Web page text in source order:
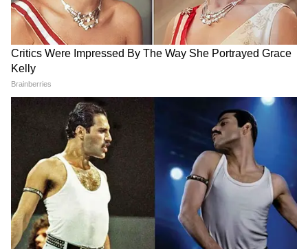
एमएस धोनी के कमरे का था खास
नियम, अजिंक्य रहाणे ने सुनाया
दिलचस्प किस्सा
अब नहीं चलेगा फिटनेस का ड्रामा!
BCCI ने खिलाड़ियों के लिए बनाए
सख्त नियम
LATEST VIDEOS
लाठी खाने वाली Muskaan, Delhi Police से
दाग दिया ये सवाल!
CJP के अंदर हो गई कलह, Abhijeet Dipke
के ही खिलाफ हो गए कई लोग!